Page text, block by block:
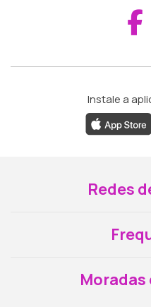
Instale a
Redes
Moradas